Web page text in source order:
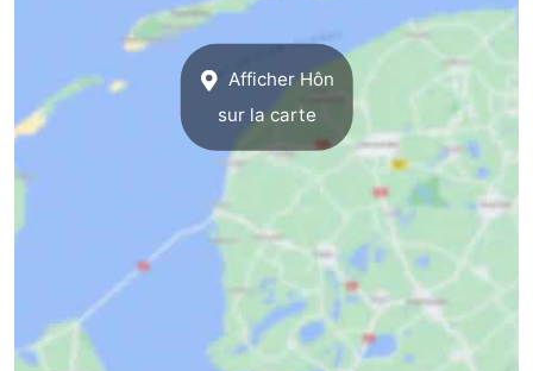
Afficher Hôn
sur la carte